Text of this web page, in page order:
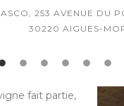
253 AVENUE DU
30220 AIGUES-
fait partie,